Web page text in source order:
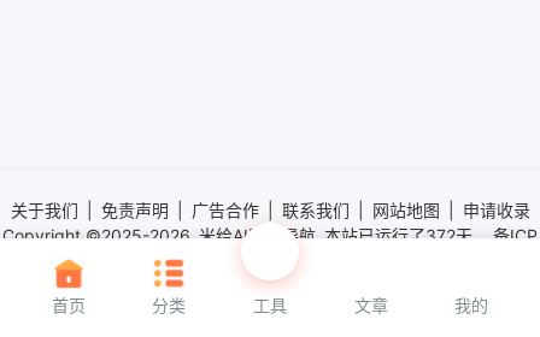
关于我们 免责声明 广告合作 联系我们 网站地图
申请收录
Copyright ©2025-2026米给AI网址导航本站已运行了372天。备ICP
170506601883号
共收录922个网站。
免责声明：本站内所有网站链接由网络搜集、免费分享；不负责链接的真
实性、有效性，所有内容仅供个人学习交流，使用者需自行承担使用该网
首页 分类 工具 文章 我的